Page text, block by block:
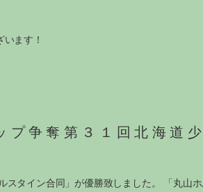
ます！
プ争奪第３１回北海道
スタイン合同」が優勝致しました。 「丸